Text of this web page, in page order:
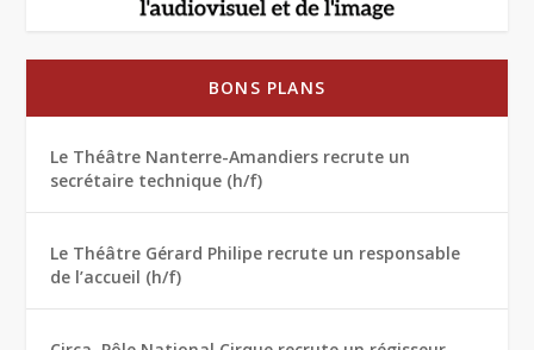
BONS PLANS
Le Théâtre Nanterre-Amandiers recrute un
secrétaire technique (h/f)
Le Théâtre Gérard Philipe recrute un responsable
de l’accueil (h/f)